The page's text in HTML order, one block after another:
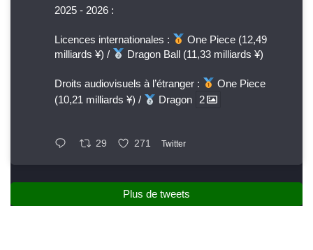
2025 - 2026 :
Licences internationales :
One Piece (12,49
milliards ¥) /
Dragon Ball (11,33 milliards ¥)
Droits audiovisuels à l’étranger :
One Piece
(10,21 milliards ¥) /
Dragon 2
29 271 Twitter
Plus de tweets